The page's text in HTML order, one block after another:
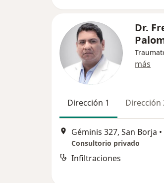
Dr.
más
Dirección 1 Dirección
Géminis 327, San Borja •
Consultorio privado
Infiltraciones